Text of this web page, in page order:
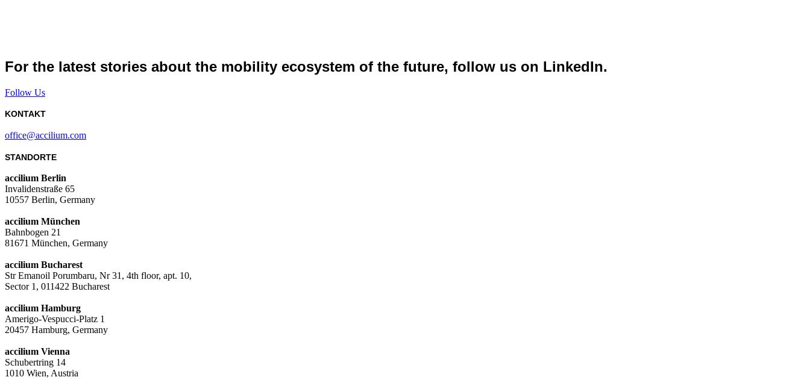
For the latest stories about the mobility ecosystem of the future, follow us on LinkedIn.
Follow Us
KONTAKT
office@accilium.com
STANDORTE
accilium Berlin
Invalidenstraße 65
10557 Berlin, Germany
accilium München
Bahnbogen 21
81671 München, Germany
accilium Bucharest
Str Emanoil Porumbaru, Nr 31, 4th floor, apt. 10,
Sector 1, 011422 Bucharest
accilium Hamburg
Amerigo-Vespucci-Platz 1
20457 Hamburg, Germany
accilium Vienna
Schubertring 14
1010 Wien, Austria